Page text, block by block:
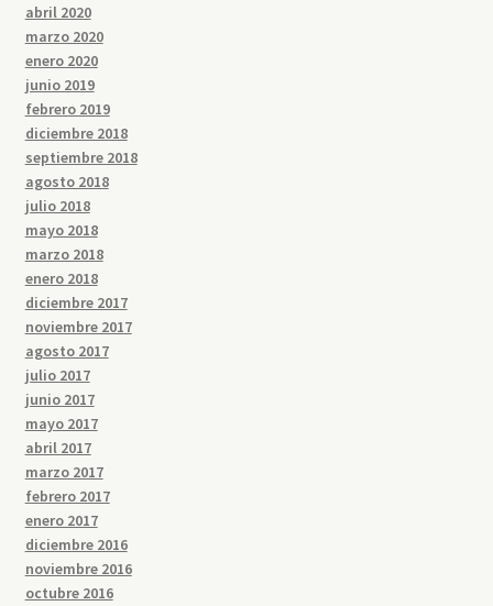
abril 2020
marzo 2020
enero 2020
junio 2019
febrero 2019
diciembre 2018
septiembre 2018
agosto 2018
julio 2018
mayo 2018
marzo 2018
enero 2018
diciembre 2017
noviembre 2017
agosto 2017
julio 2017
junio 2017
mayo 2017
abril 2017
marzo 2017
febrero 2017
enero 2017
diciembre 2016
noviembre 2016
octubre 2016